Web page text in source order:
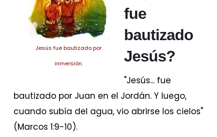
Jesús fue bautizado por
inmersión.
fue
bautizado
Jesús?
"Jesús... fue
bautizado por Juan en el Jordán. Y luego,
cuando subía del agua, vio abrirse los cielos"
(Marcos 1:9-10).